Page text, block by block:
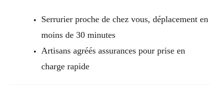
Serrurier proche de chez vous, déplacement en
moins de 30 minutes
Artisans agréés assurances pour prise en
charge rapide